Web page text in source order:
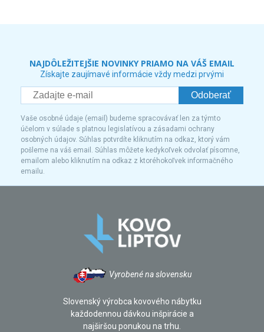
NAJDÔLEŽITEJŠIE NOVINKY PRIAMO NA VÁŠ EMAIL
Získajte zaujímavé informácie vždy medzi prvými
Odoberať
Vaše osobné údaje (email) budeme spracovávať len za týmto
účelom v súlade s platnou legislatívou a zásadami ochrany
osobných údajov. Súhlas potvrdíte kliknutím na odkaz, ktorý vám
pošleme na váš email. Súhlas môžete kedykoľvek odvolať písomne,
emailom alebo kliknutím na odkaz z ktoréhokoľvek informačného
emailu.
Vyrobené na slovensku
Slovenský výrobca kovového nábytku
každodennou dávkou inšpirácie a
najširšou ponukou na trhu.